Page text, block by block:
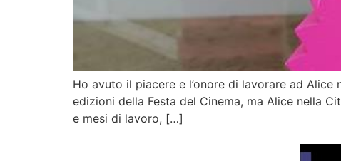
Ho avuto il piacere e l’onore di lavorare ad
edizioni della Festa del Cinema, ma Alice nella
e mesi di lavoro, […]